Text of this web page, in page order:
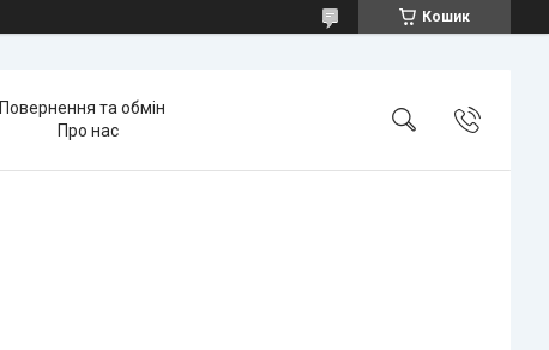
Кошик
Повернення та обмін
Про нас